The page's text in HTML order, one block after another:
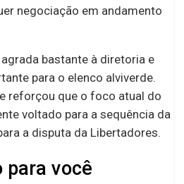
negociação em andamento
bastante à diretoria e
para o elenco alviverde.
reforçou que o foco atual do
voltado para a sequência da
a disputa da Libertadores.
para você